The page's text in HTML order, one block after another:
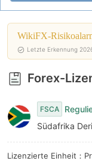
7
8
9
5
6
7
8
9
4
5
6
7
8
9
WikiFX-
Letzte Erkennung
Forex-
FSCA
Südafrika
Lizenzierte Einheit：